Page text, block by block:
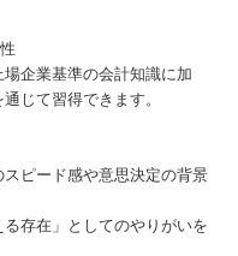
企業基準の会計知識に加
じて習得できます。
ピード感や意思決定の背景
存在」としてのやりがいを